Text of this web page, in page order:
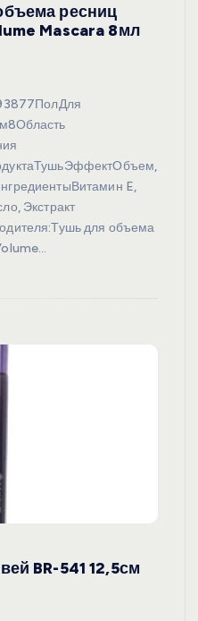
ресниц
Mascara 8мл
E,
Экстракт
для объема
BR-541 12,5см